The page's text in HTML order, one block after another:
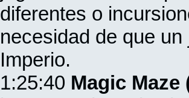
diferentes o
necesidad de que
Imperio.
1:25:40 Magic Maze